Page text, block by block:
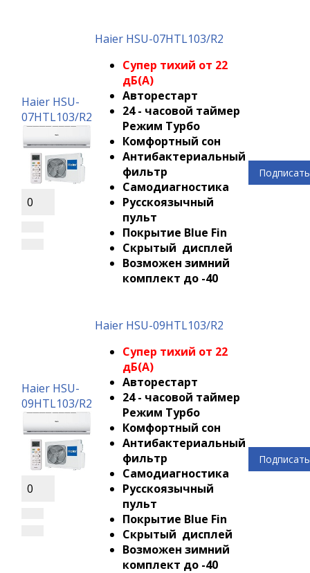
Haier HSU-
07HTL103/R2
0
Haier HSU-07HTL103/R2
Супер тихий от 22
дБ(А)
Авторестарт
24 - часовой таймер
Режим Турбо
Комфортный сон
Антибактериальный
фильтр
Самодиагностика
Русскоязычный
пульт
Покрытие Blue Fin
Скрытый дисплей
Возможен зимний
комплект до -40
Haier HSU-
09HTL103/R2
0
Haier HSU-09HTL103/R2
Супер тихий от 22
дБ(А)
Авторестарт
24 - часовой таймер
Режим Турбо
Комфортный сон
Антибактериальный
фильтр
Самодиагностика
Русскоязычный
пульт
Покрытие Blue Fin
Скрытый дисплей
Возможен зимний
комплект до -40